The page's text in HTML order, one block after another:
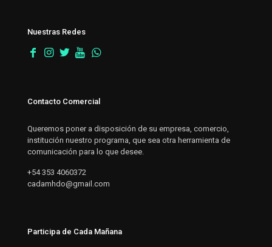
Nuestras Redes
Contacto Comercial
Queremos poner a disposición de su empresa, comercio,
institución nuestro programa, que sea otra herramienta de
comunicación para lo que desee.
+54 353 4060372
cadamhdo@gmail.com
Participa de Cada Mañana